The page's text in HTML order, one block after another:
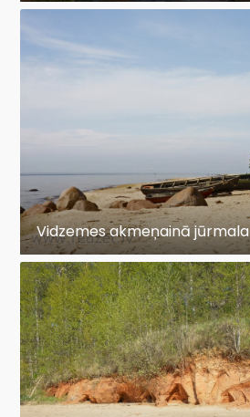
Vidzemes akmeņainā jūrmala